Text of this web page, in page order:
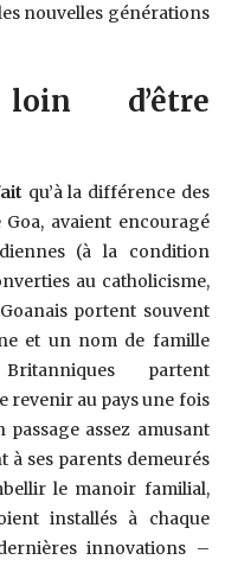
nouvelles générations
d’être
qu’à la différence des
avaient encouragé
(à la condition
au catholicisme,
portent souvent
et un nom de famille
partent
revenir au pays une fois
assez amusant
à ses parents demeurés
le manoir familial,
installés à chaque
innovations –